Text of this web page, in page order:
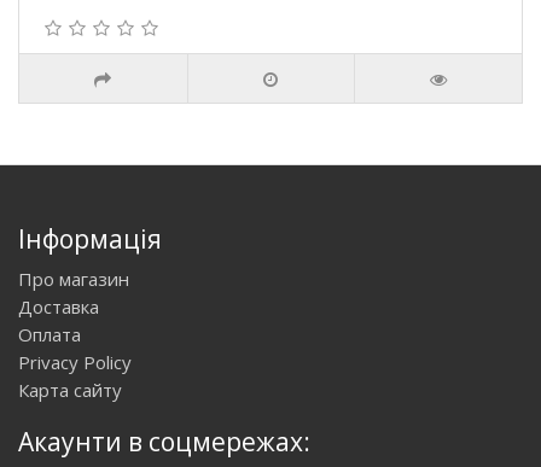
Інформація
Про магазин
Доставка
Оплата
Privacy Policy
Карта сайту
Акаунти в соцмережах: